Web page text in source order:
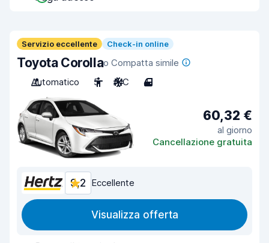
Servizio eccellente Check-in online
Toyota Corollao Compatta simile
Automatico
5 A/C 4
60,32 €
al giorno
Cancellazione gratuita
9,2 Eccellente
Visualizza offerta